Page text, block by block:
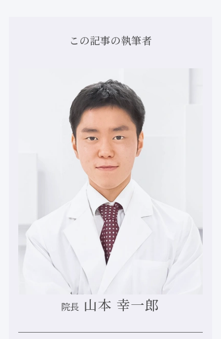
この記事の執筆者
院長 山本 幸一郎